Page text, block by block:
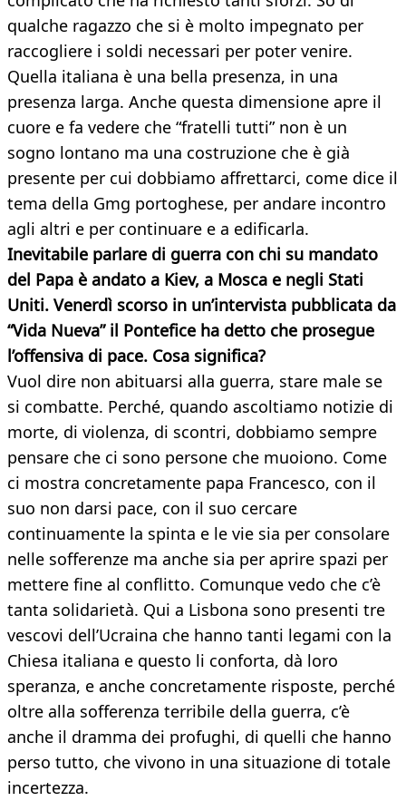
qualche ragazzo che si è molto impegnato per
raccogliere i soldi necessari per poter venire.
Quella italiana è una bella presenza, in una
presenza larga. Anche questa dimensione apre il
cuore e fa vedere che “fratelli tutti” non è un
sogno lontano ma una costruzione che è già
presente per cui dobbiamo affrettarci, come dice il
tema della Gmg portoghese, per andare incontro
agli altri e per continuare e a edificarla.
Inevitabile parlare di guerra con chi su mandato
del Papa è andato a Kiev, a Mosca e negli Stati
Uniti. Venerdì scorso in un’intervista pubblicata da
“Vida Nueva” il Pontefice ha detto che prosegue
l’offensiva di pace. Cosa significa?
Vuol dire non abituarsi alla guerra, stare male se
si combatte. Perché, quando ascoltiamo notizie di
morte, di violenza, di scontri, dobbiamo sempre
pensare che ci sono persone che muoiono. Come
ci mostra concretamente papa Francesco, con il
suo non darsi pace, con il suo cercare
continuamente la spinta e le vie sia per consolare
nelle sofferenze ma anche sia per aprire spazi per
mettere fine al conflitto. Comunque vedo che c’è
tanta solidarietà. Qui a Lisbona sono presenti tre
vescovi dell’Ucraina che hanno tanti legami con la
Chiesa italiana e questo li conforta, dà loro
speranza, e anche concretamente risposte, perché
oltre alla sofferenza terribile della guerra, c’è
anche il dramma dei profughi, di quelli che hanno
perso tutto, che vivono in una situazione di totale
incertezza.